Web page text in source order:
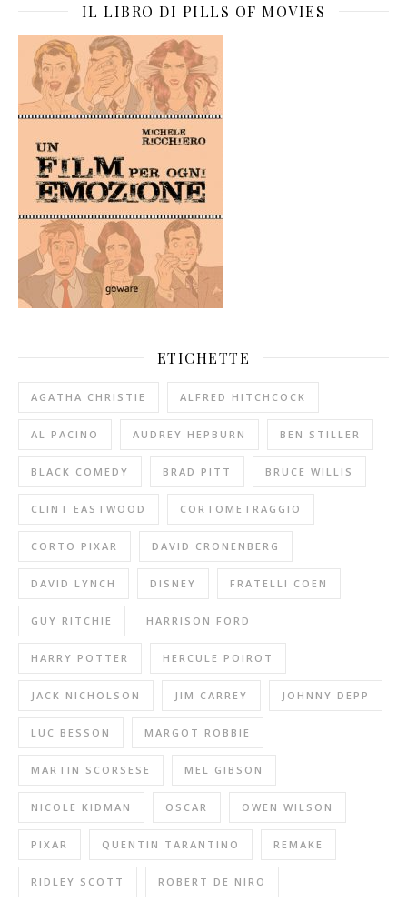
IL LIBRO DI PILLS OF MOVIES
ETICHETTE
AGATHA CHRISTIE ALFRED HITCHCOCK
AL PACINO AUDREY HEPBURN BEN STILLER
BLACK COMEDY BRAD PITT BRUCE WILLIS
CLINT EASTWOOD CORTOMETRAGGIO
CORTO PIXAR DAVID CRONENBERG
DAVID LYNCH DISNEY FRATELLI COEN
GUY RITCHIE HARRISON FORD
HARRY POTTER HERCULE POIROT
JACK NICHOLSON JIM CARREY JOHNNY DEPP
LUC BESSON MARGOT ROBBIE
MARTIN SCORSESE MEL GIBSON
NICOLE KIDMAN OSCAR OWEN WILSON
PIXAR QUENTIN TARANTINO REMAKE
RIDLEY SCOTT ROBERT DE NIRO